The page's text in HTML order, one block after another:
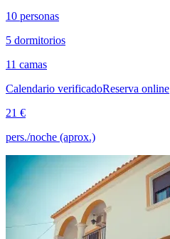
10 personas
5 dormitorios
11 camas
Calendario verificadoReserva online
21 €
pers./noche (aprox.)